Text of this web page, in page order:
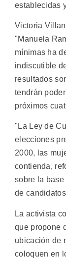
establecidas
Victoria
"Manuela
mínimas ha
indiscutible
resultados
tendrán
próximos
"La Ley de
elecciones
2000, las
contienda,
sobre la
de
La activista
que propone
ubicación de
coloquen en